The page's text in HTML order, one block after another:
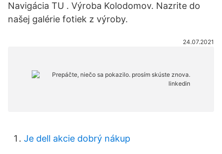
Navigácia TU . Výroba Kolodomov. Nazrite do
našej galérie fotiek z výroby.
24.07.2021
Je dell akcie dobrý nákup